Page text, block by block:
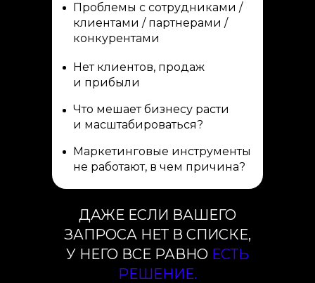
ДАЖЕ ЕСЛИ ВАШЕГО
ЗАПРОСА НЕТ В СПИСКЕ,
У НЕГО ВСЕ РАВНО ЕСТЬ
РЕШЕНИЕ.
Проблемы с сотрудниками /
клиентами / партнерами /
конкурентами
Нет клиентов, продаж
и прибыли
Что мешает бизнесу расти
и масштабироваться?
Маркетинговые инструменты
не работают, в чем причина?